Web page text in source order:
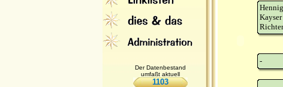
Der Datenbestand
umfaßt aktuell
1103
Kayser
-